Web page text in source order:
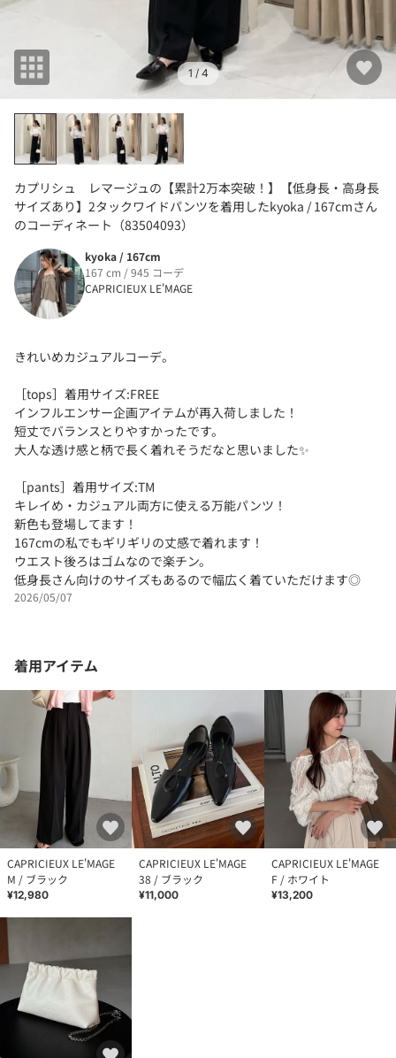
1 / 4
カプリシュ レマージュの【累計2万本突破！】【低身長・高身長
サイズあり】2タックワイドパンツを着用したkyoka / 167cmさん
のコーディネート（83504093）
kyoka / 167cm
167 cm / 945 コーデ
CAPRICIEUX LE'MAGE
きれいめカジュアルコーデ。
［tops］着用サイズ:FREE
インフルエンサー企画アイテムが再入荷しました！
短丈でバランスとりやすかったです。
大人な透け感と柄で長く着れそうだなと思いました✨
［pants］着用サイズ:TM
キレイめ・カジュアル両方に使える万能パンツ！
新色も登場してます！
167cmの私でもギリギリの丈感で着れます！
ウエスト後ろはゴムなので楽チン。
低身長さん向けのサイズもあるので幅広く着ていただけます◎
2026/05/07
着用アイテム
CAPRICIEUX LE'MAGE
M / ブラック
¥12,980
CAPRICIEUX LE'MAGE
38 / ブラック
¥11,000
CAPRICIEUX LE'MAGE
F / ホワイト
¥13,200